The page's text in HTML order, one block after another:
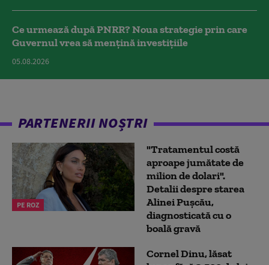
Ce urmează după PNRR? Noua strategie prin care
Guvernul vrea să mențină investițiile
05.08.2026
PARTENERII NOȘTRI
PE ROZ
"Tratamentul costă
aproape jumătate de
milion de dolari".
Detalii despre starea
Alinei Pușcău,
diagnosticată cu o
boală gravă
Cornel Dinu, lăsat